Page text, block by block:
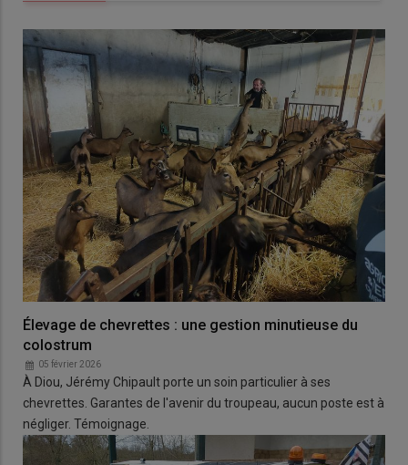
Élevage de chevrettes : une gestion minutieuse du
colostrum
05 février 2026
À Diou, Jérémy Chipault porte un soin particulier à ses
chevrettes. Garantes de l'avenir du troupeau, aucun poste est à
négliger. Témoignage.